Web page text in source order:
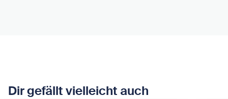
Dir gefällt vielleicht auch